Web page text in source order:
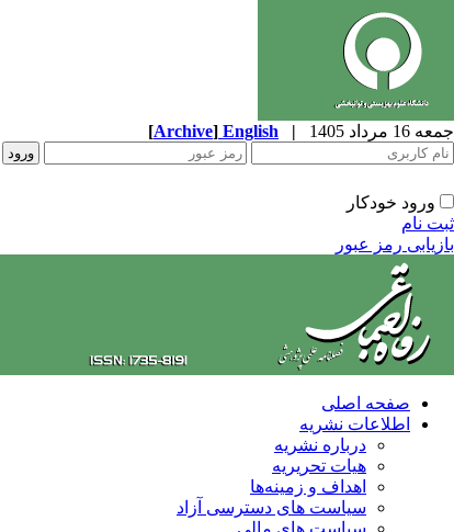
جمعه 16 مرداد 1405 |
English
[Archive]
ورود خودکار
ثبت نام
بازیابی رمز عبور
صفحه اصلی
اطلاعات نشریه
درباره نشریه
هیات تحریریه
اهداف و زمینه‌ها
سیاست های دسترسی آزاد
سیاست های مالی